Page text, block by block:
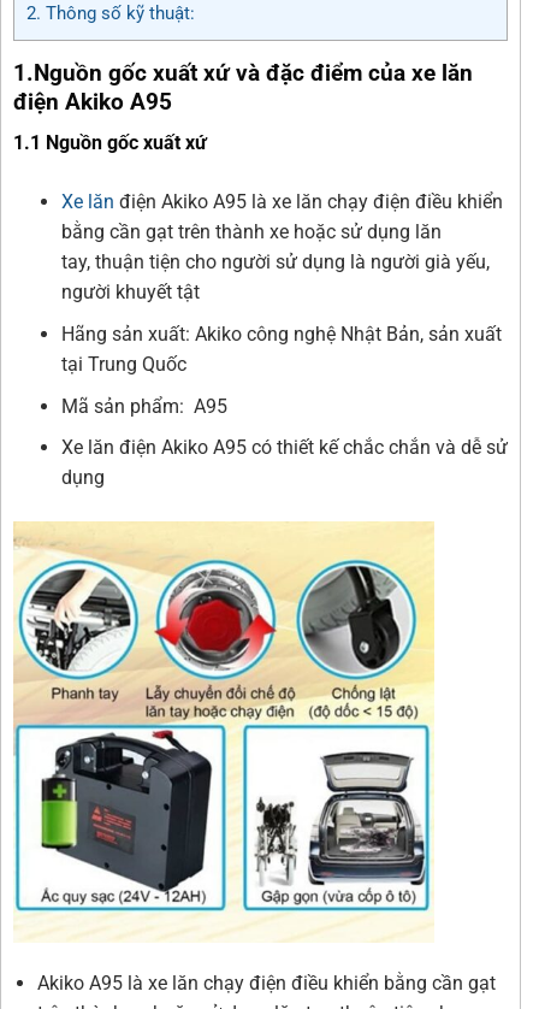
2. Thông số kỹ thuật:
1.Nguồn gốc xuất xứ và đặc điểm của xe lăn
điện Akiko A95
1.1 Nguồn gốc xuất xứ
Xe lăn điện Akiko A95 là xe lăn chạy điện điều khiển
bằng cần gạt trên thành xe hoặc sử dụng lăn
tay, thuận tiện cho người sử dụng là người già yếu,
người khuyết tật
Hãng sản xuất: Akiko công nghệ Nhật Bản, sản xuất
tại Trung Quốc
Mã sản phẩm: A95
Xe lăn điện Akiko A95 có thiết kế chắc chắn và dễ sử
dụng
Akiko A95 là xe lăn chạy điện điều khiển bằng cần gạt